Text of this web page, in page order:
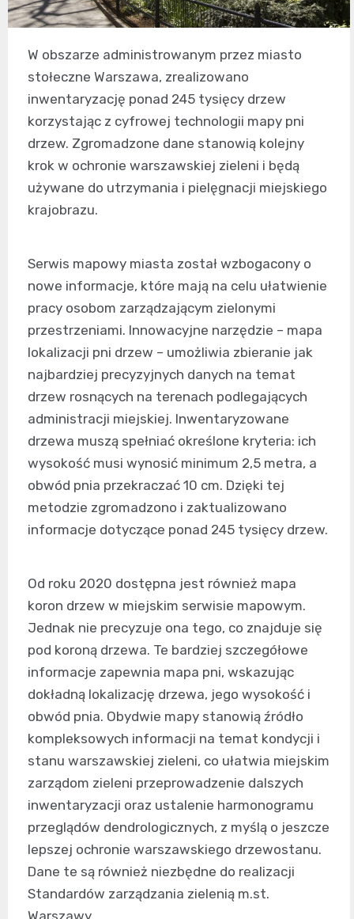
W obszarze administrowanym przez miasto
stołeczne Warszawa, zrealizowano
inwentaryzację ponad 245 tysięcy drzew
korzystając z cyfrowej technologii mapy pni
drzew. Zgromadzone dane stanowią kolejny
krok w ochronie warszawskiej zieleni i będą
używane do utrzymania i pielęgnacji miejskiego
krajobrazu.
Serwis mapowy miasta został wzbogacony o
nowe informacje, które mają na celu ułatwienie
pracy osobom zarządzającym zielonymi
przestrzeniami. Innowacyjne narzędzie – mapa
lokalizacji pni drzew – umożliwia zbieranie jak
najbardziej precyzyjnych danych na temat
drzew rosnących na terenach podlegających
administracji miejskiej. Inwentaryzowane
drzewa muszą spełniać określone kryteria: ich
wysokość musi wynosić minimum 2,5 metra, a
obwód pnia przekraczać 10 cm. Dzięki tej
metodzie zgromadzono i zaktualizowano
informacje dotyczące ponad 245 tysięcy drzew.
Od roku 2020 dostępna jest również mapa
koron drzew w miejskim serwisie mapowym.
Jednak nie precyzuje ona tego, co znajduje się
pod koroną drzewa. Te bardziej szczegółowe
informacje zapewnia mapa pni, wskazując
dokładną lokalizację drzewa, jego wysokość i
obwód pnia. Obydwie mapy stanowią źródło
kompleksowych informacji na temat kondycji i
stanu warszawskiej zieleni, co ułatwia miejskim
zarządom zieleni przeprowadzenie dalszych
inwentaryzacji oraz ustalenie harmonogramu
przeglądów dendrologicznych, z myślą o jeszcze
lepszej ochronie warszawskiego drzewostanu.
Dane te są również niezbędne do realizacji
Standardów zarządzania zielenią m.st.
Warszawy.